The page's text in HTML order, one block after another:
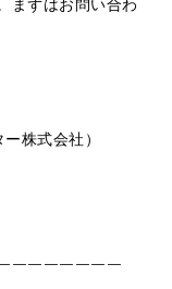
まずはお問い合わ
株式会社）
￣￣￣￣￣￣￣